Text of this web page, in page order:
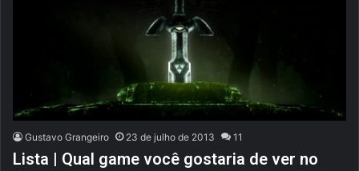
Gustavo Grangeiro 23 de julho de 2013 11
Lista | Qual game você gostaria de ver no